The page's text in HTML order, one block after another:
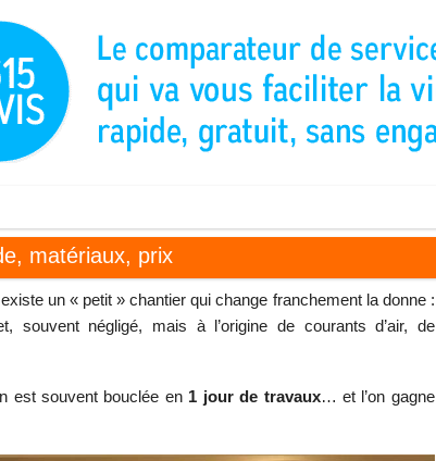
matériaux, prix
un « petit » chantier qui change franchement la donne :
souvent négligé, mais à l’origine de courants d’air, de
est souvent bouclée en 1 jour de travaux… et l’on gagne